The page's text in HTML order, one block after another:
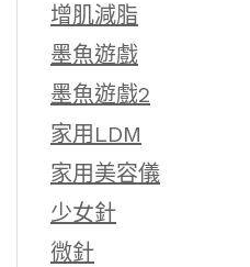
增肌減脂
墨魚遊戲
墨魚遊戲2
家用LDM
家用美容儀
少女針
微針